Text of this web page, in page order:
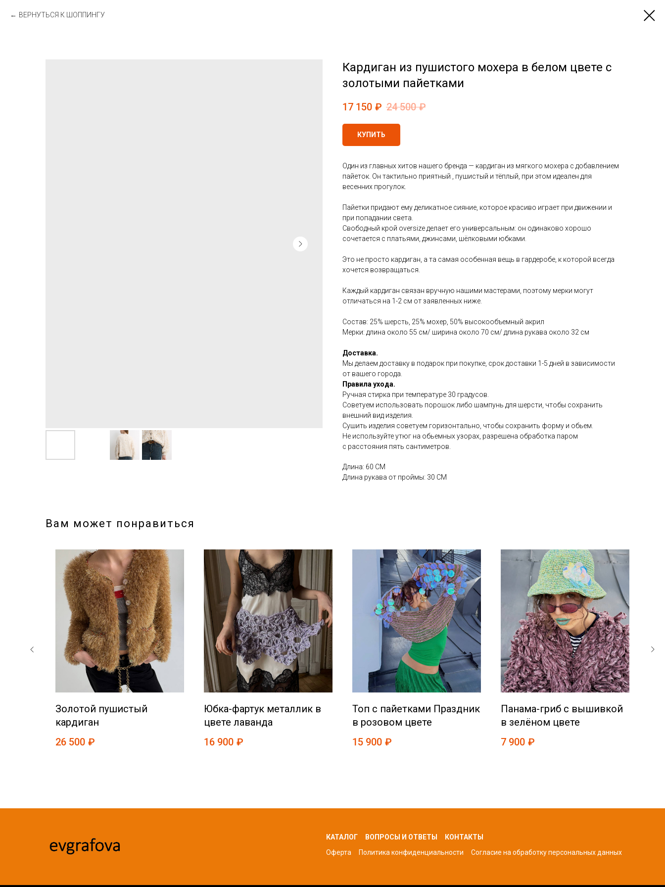
ВЕРНУТЬСЯ К ШОППИНГУ
Кардиган из пушистого мохера в белом цвете с
золотыми пайетками
17 150 ₽ 24 500 ₽
КУПИТЬ
Один из главных хитов нашего бренда — кардиган из мягкого мохера с добавлением
пайеток. Он тактильно приятный , пушистый и тёплый, при этом идеален для
весенних прогулок.
Пайетки придают ему деликатное сияние, которое красиво играет при движении и
при попадании света.
Свободный крой oversize делает его универсальным: он одинаково хорошо
сочетается с платьями, джинсами, шёлковыми юбками.
Это не просто кардиган, а та самая особенная вещь в гардеробе, к которой всегда
хочется возвращаться.
Каждый кардиган связан вручную нашими мастерами, поэтому мерки могут
отличаться на 1-2 см от заявленных ниже.
Состав: 25% шерсть, 25% мохер, 50% высокообъемный акрил
Мерки: длина около 55 см/ ширина около 70 см/ длина рукава около 32 см
Доставка.
Мы делаем доставку в подарок при покупке, срок доставки 1-5 дней в зависимости
от вашего города.
Правила ухода.
Ручная стирка при температуре 30 градусов.
Советуем использовать порошок либо шампунь для шерсти, чтобы сохранить
внешний вид изделия.
Сушить изделия советуем горизонтально, чтобы сохранить форму и обьем.
Не используйте утюг на обьемных узорах, разрешена обработка паром
с расстояния пять сантиметров.
Длина: 60 СМ
Длина рукава от проймы: 30 СМ
Вам может понравиться
Золотой пушистый
кардиган
26 500 ₽
Юбка-фартук металлик в
цвете лаванда
16 900 ₽
Топ с пайетками Праздник
в розовом цвете
15 900 ₽
Панама-гриб с вышивкой
в зелёном цвете
7 900 ₽
КАТАЛОГ ВОПРОСЫ И ОТВЕТЫ
КОНТАКТЫ
Оферта
Политика конфиденциальности Согласие на обработку персональных данных